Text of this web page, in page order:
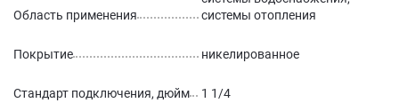
Область применения
системы отопления
Покрытие никелированное
Стандарт подключения, дюйм 1 1/4